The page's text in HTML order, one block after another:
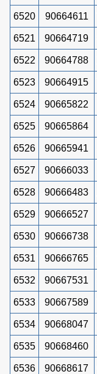
6520 90664611
6521 90664719
6522 90664788
6523 90664915
6524 90665822
6525 90665864
6526 90665941
6527 90666033
6528 90666483
6529 90666527
6530 90666738
6531 90666765
6532 90667531
6533 90667589
6534 90668047
6535 90668460
6536 90668617